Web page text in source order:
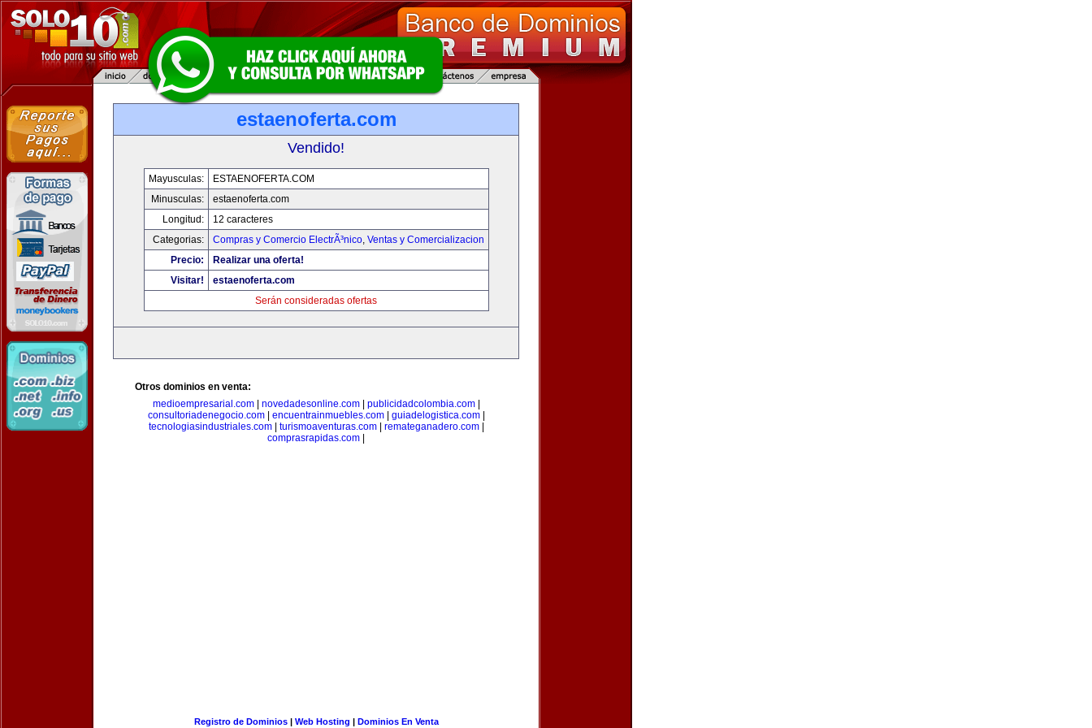
estaenoferta.com
Vendido!
Mayusculas:
ESTAENOFERTA.COM
Minusculas:
estaenoferta.com
Longitud:
12 caracteres
Categorias:
Compras y Comercio ElectrÃ³nico, Ventas y Comercializacion
Precio:
Realizar una oferta!
Visitar!
estaenoferta.com
Serán consideradas ofertas
Otros dominios en venta:
medioempresarial.com| novedadesonline.com| publicidadcolombia.com|
consultoriadenegocio.com| encuentrainmuebles.com| guiadelogistica.com|
tecnologiasindustriales.com| turismoaventuras.com| remateganadero.com|
comprasrapidas.com
Registro de Dominios| Web Hosting | Dominios En Venta